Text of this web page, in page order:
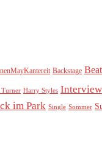
Backstage
Turner Harry Styles Interview
im Park Single Sommer